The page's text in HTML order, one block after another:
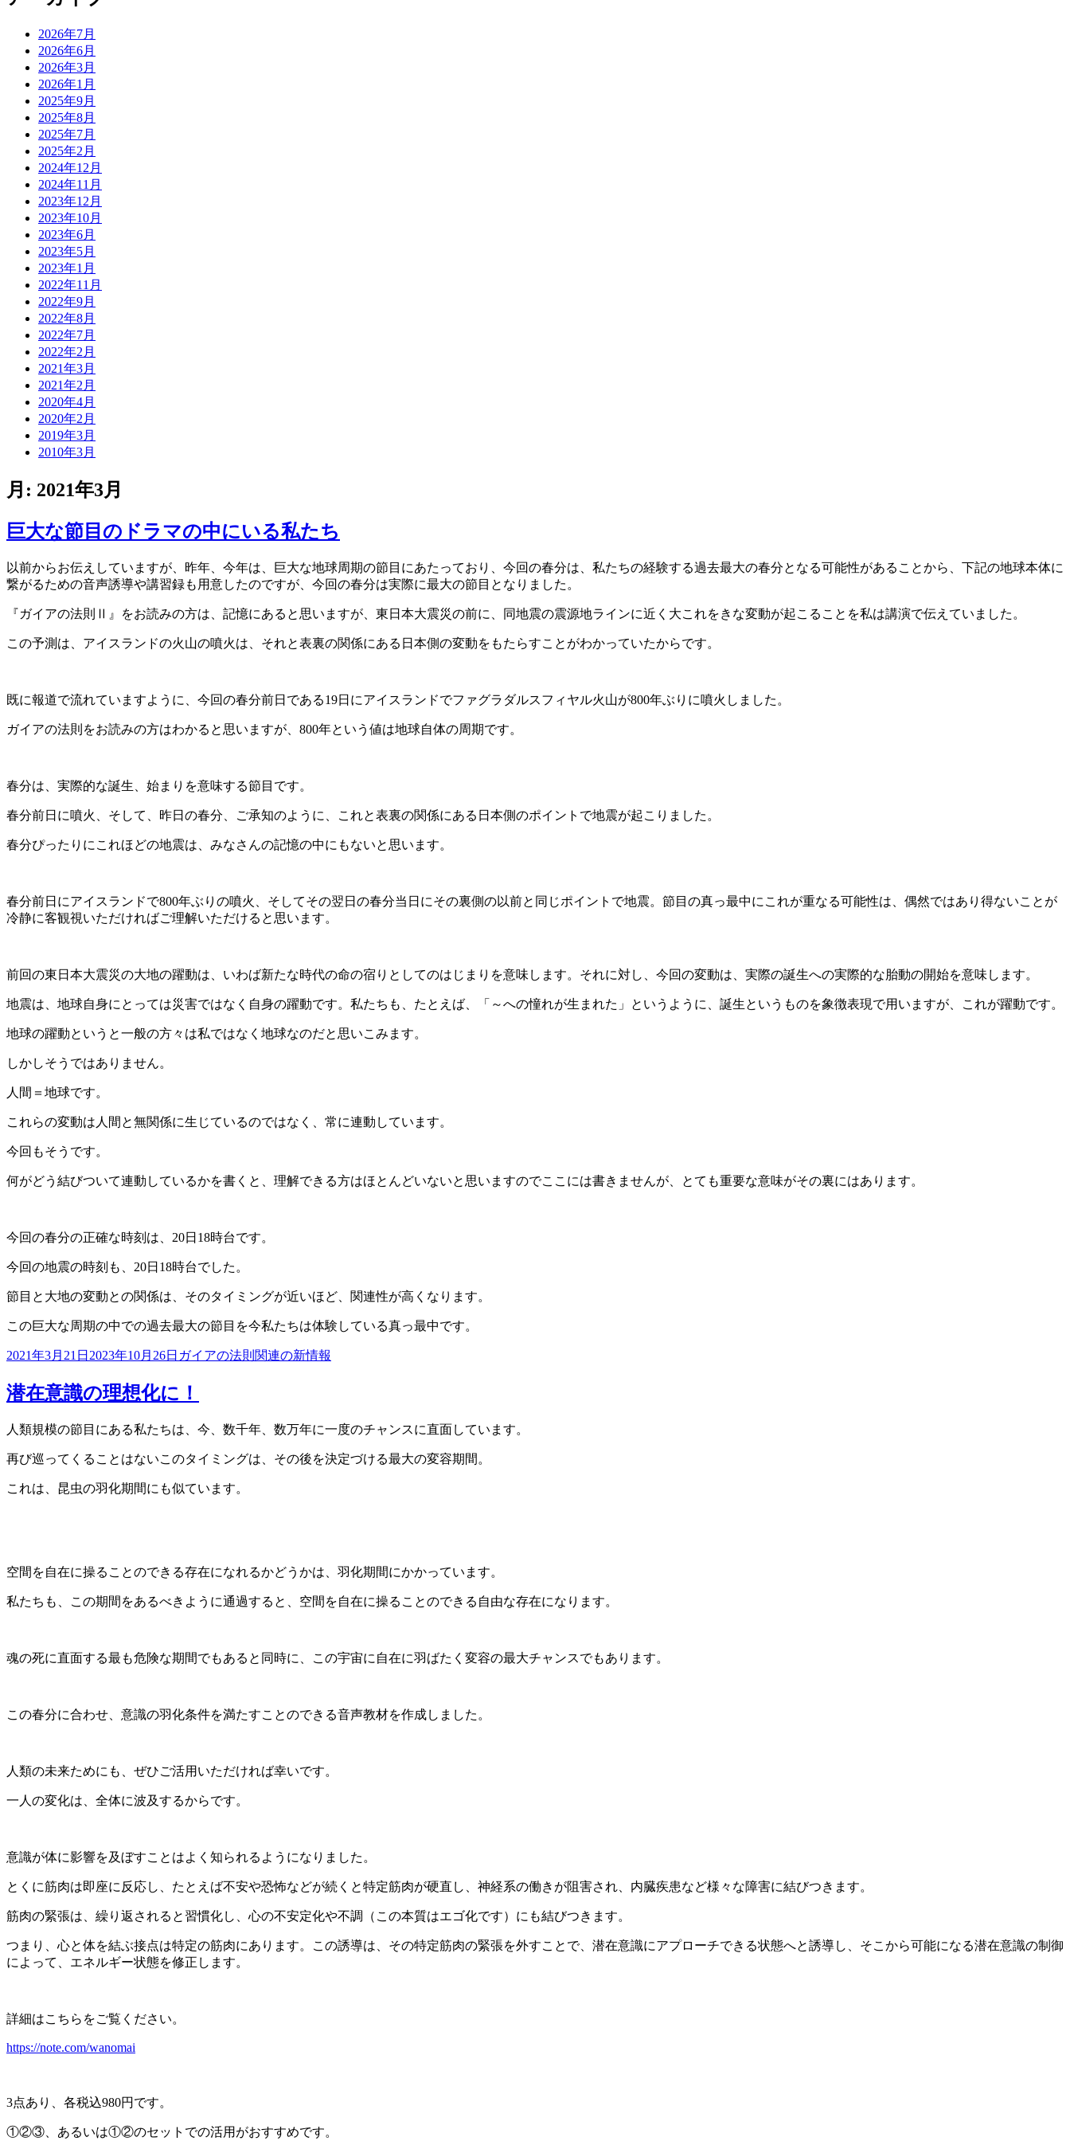
2026年7月
2026年6月
2026年3月
2026年1月
2025年9月
2025年8月
2025年7月
2025年2月
2024年12月
2024年11月
2023年12月
2023年10月
2023年6月
2023年5月
2023年1月
2022年11月
2022年9月
2022年8月
2022年7月
2022年2月
2021年3月
2021年2月
2020年4月
2020年2月
2019年3月
2010年3月
月: 2021年3月
巨大な節目のドラマの中にいる私たち
以前からお伝えしていますが、昨年、今年は、巨大な地球周期の節目にあたっており、今回の春分は、私たちの経験する過去最大の春分となる可能性があることから、下記の地球本体に
繋がるための音声誘導や講習録も用意したのですが、今回の春分は実際に最大の節目となりました。
『ガイアの法則Ⅱ』をお読みの方は、記憶にあると思いますが、東日本大震災の前に、同地震の震源地ラインに近く大これをきな変動が起こることを私は講演で伝えていました。
この予測は、アイスランドの火山の噴火は、それと表裏の関係にある日本側の変動をもたらすことがわかっていたからです。
既に報道で流れていますように、今回の春分前日である19日にアイスランドでファグラダルスフィヤル火山が800年ぶりに噴火しました。
ガイアの法則をお読みの方はわかると思いますが、800年という値は地球自体の周期です。
春分は、実際的な誕生、始まりを意味する節目です。
春分前日に噴火、そして、昨日の春分、ご承知のように、これと表裏の関係にある日本側のポイントで地震が起こりました。
春分ぴったりにこれほどの地震は、みなさんの記憶の中にもないと思います。
春分前日にアイスランドで800年ぶりの噴火、そしてその翌日の春分当日にその裏側の以前と同じポイントで地震。節目の真っ最中にこれが重なる可能性は、偶然ではあり得ないことが
冷静に客観視いただければご理解いただけると思います。
前回の東日本大震災の大地の躍動は、いわば新たな時代の命の宿りとしてのはじまりを意味します。それに対し、今回の変動は、実際の誕生への実際的な胎動の開始を意味します。
地震は、地球自身にとっては災害ではなく自身の躍動です。私たちも、たとえば、「～への憧れが生まれた」というように、誕生というものを象徴表現で用いますが、これが躍動です。
地球の躍動というと一般の方々は私ではなく地球なのだと思いこみます。
しかしそうではありません。
人間＝地球です。
これらの変動は人間と無関係に生じているのではなく、常に連動しています。
今回もそうです。
何がどう結びついて連動しているかを書くと、理解できる方はほとんどいないと思いますのでここには書きませんが、とても重要な意味がその裏にはあります。
今回の春分の正確な時刻は、20日18時台です。
今回の地震の時刻も、20日18時台でした。
節目と大地の変動との関係は、そのタイミングが近いほど、関連性が高くなります。
この巨大な周期の中での過去最大の節目を今私たちは体験している真っ最中です。
投
日:
2021年3月21日 2023年10月26日 カ
ゴ
リ
ー
ガイアの法則関連の新情報
潜在意識の理想化に！
人類規模の節目にある私たちは、今、数千年、数万年に一度のチャンスに直面しています。
再び巡ってくることはないこのタイミングは、その後を決定づける最大の変容期間。
これは、昆虫の羽化期間にも似ています。
空間を自在に操ることのできる存在になれるかどうかは、羽化期間にかかっています。
私たちも、この期間をあるべきように通過すると、空間を自在に操ることのできる自由な存在になります。
魂の死に直面する最も危険な期間でもあると同時に、この宇宙に自在に羽ばたく変容の最大チャンスでもあります。
この春分に合わせ、意識の羽化条件を満たすことのできる音声教材を作成しました。
人類の未来ためにも、ぜひご活用いただければ幸いです。
一人の変化は、全体に波及するからです。
意識が体に影響を及ぼすことはよく知られるようになりました。
とくに筋肉は即座に反応し、たとえば不安や恐怖などが続くと特定筋肉が硬直し、神経系の働きが阻害され、内臓疾患など様々な障害に結びつきます。
筋肉の緊張は、繰り返されると習慣化し、心の不安定化や不調（この本質はエゴ化です）にも結びつきます。
つまり、心と体を結ぶ接点は特定の筋肉にあります。この誘導は、その特定筋肉の緊張を外すことで、潜在意識にアプローチできる状態へと誘導し、そこから可能になる潜在意識の制御
によって、エネルギー状態を修正します。
詳細はこちらをご覧ください。
https://note.com/wanomai
3点あり、各税込980円です。
①②③、あるいは①②のセットでの活用がおすすめです。